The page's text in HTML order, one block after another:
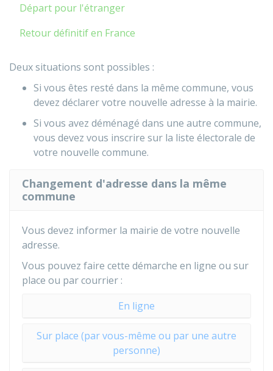
Départ pour l'étranger
Retour définitif en France
Deux situations sont possibles :
Si vous êtes resté dans la même commune, vous
devez déclarer votre nouvelle adresse à la mairie.
Si vous avez déménagé dans une autre commune,
vous devez vous inscrire sur la liste électorale de
votre nouvelle commune.
Changement d'adresse dans la même
commune
Vous devez informer la mairie de votre nouvelle
adresse.
Vous pouvez faire cette démarche en ligne ou sur
place ou par courrier :
En ligne
Sur place (par vous-même ou par une autre
personne)